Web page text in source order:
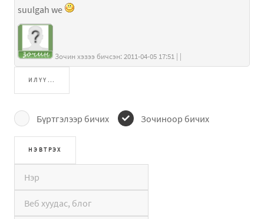
suulgah we
Зочин хэзээ бичсэн: 2011-04-05 17:51 | |
ИЛҮҮ...
Бүртгэлээр бичих Зочиноор бичих